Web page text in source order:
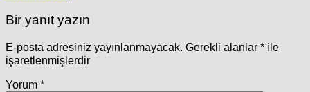
Bir yanıt yazın
E-posta adresiniz yayınlanmayacak. Gerekli alanlar * ile
işaretlenmişlerdir
Yorum *